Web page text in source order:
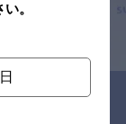
。
日